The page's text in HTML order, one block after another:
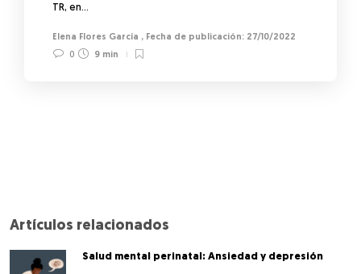
TR, en…
Elena Flores García ,
27/10/2022
0
9 min
Artículos relacionados
Salud mental perinatal: Ansiedad y depresión